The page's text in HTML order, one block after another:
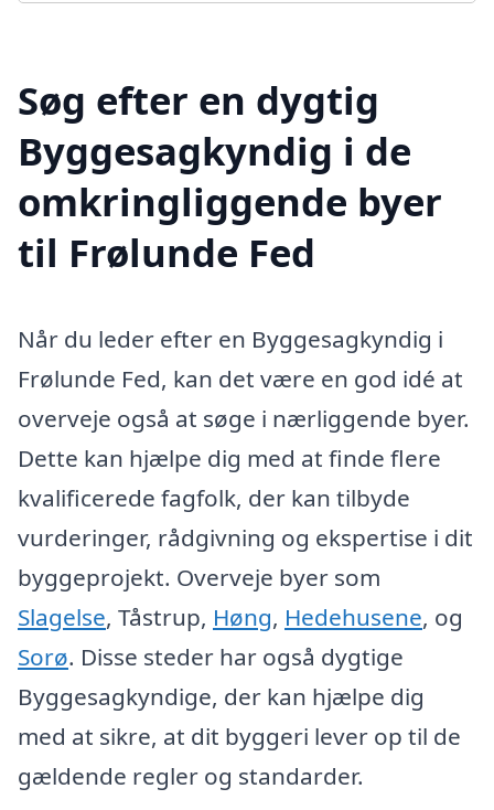
Søg efter en dygtig
Byggesagkyndig i de
omkringliggende byer
til Frølunde Fed
Når du leder efter en Byggesagkyndig i
Frølunde Fed, kan det være en god idé at
overveje også at søge i nærliggende byer.
Dette kan hjælpe dig med at finde flere
kvalificerede fagfolk, der kan tilbyde
vurderinger, rådgivning og ekspertise i dit
byggeprojekt. Overveje byer som
Slagelse, Tåstrup, Høng, Hedehusene, og
Sorø. Disse steder har også dygtige
Byggesagkyndige, der kan hjælpe dig
med at sikre, at dit byggeri lever op til de
gældende regler og standarder.